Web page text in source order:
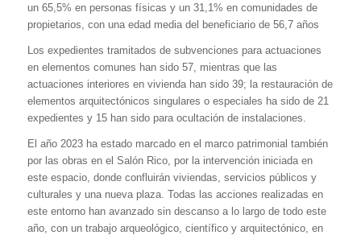
un 65,5% en personas físicas y un 31,1% en comunidades de
propietarios, con una edad media del beneficiario de 56,7 años
Los expedientes tramitados de subvenciones para actuaciones
en elementos comunes han sido 57, mientras que las
actuaciones interiores en vivienda han sido 39; la restauración de
elementos arquitectónicos singulares o especiales ha sido de 21
expedientes y 15 han sido para ocultación de instalaciones.
El año 2023 ha estado marcado en el marco patrimonial también
por las obras en el Salón Rico, por la intervención iniciada en
este espacio, donde confluirán viviendas, servicios públicos y
culturales y una nueva plaza. Todas las acciones realizadas en
este entorno han avanzado sin descanso a lo largo de todo este
año, con un trabajo arqueológico, científico y arquitectónico, en